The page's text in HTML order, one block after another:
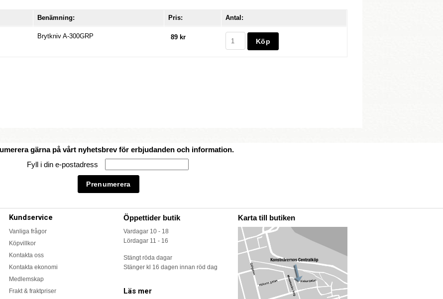
Benämning: Pris: Antal:
Brytkniv A-300GRP 89 kr
gärna på vårt nyhetsbrev för erbjudanden och information.
Fyll i din e-postadress
Kundservice
Vanliga frågor
Köpvillkor
Kontakta oss
Kontakta ekonomi
Medlemskap
Frakt & fraktpriser
Öppettider butik
Vardagar 10 - 18
Lördagar 11 - 16
Stängt röda dagar
Stänger kl 16 dagen innan röd dag
Läs mer
Karta till butiken